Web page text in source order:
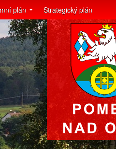
plán Strategický plán